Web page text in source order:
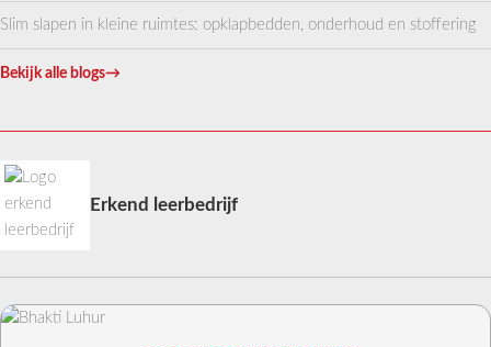
Slim slapen in kleine ruimtes: opklapbedden, onderhoud en stoffering
Bekijk alle blogs→
Erkend leerbedrijf